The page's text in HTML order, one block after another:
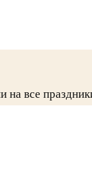
на все